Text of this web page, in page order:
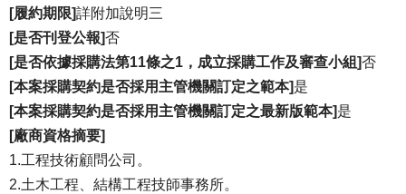
[履約期限]詳附加說明三
[是否刊登公報]否
[是否依據採購法第11條之1，成立採購工作及審查小組]否
[本案採購契約是否採用主管機關訂定之範本]是
[本案採購契約是否採用主管機關訂定之最新版範本]是
[廠商資格摘要]
1.工程技術顧問公司。
2.土木工程、結構工程技師事務所。